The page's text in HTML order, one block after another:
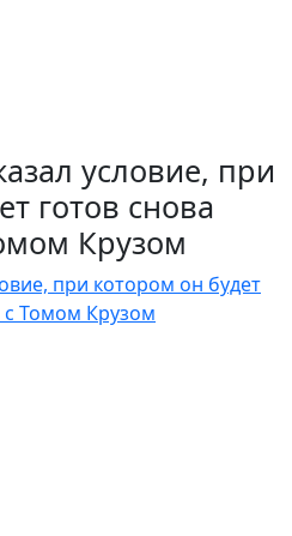
условие, при
готов снова
Крузом
при котором он будет
с Томом Крузом